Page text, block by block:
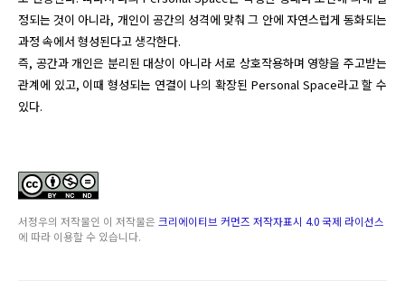
정되는 것이 아니라, 개인이 공간의 성격에 맞춰 그 안에 자연스럽게 동화되는
과정 속에서 형성된다고 생각한다.
즉, 공간과 개인은 분리된 대상이 아니라 서로 상호작용하며 영향을 주고받는
관계에 있고, 이때 형성되는 연결이 나의 확장된 Personal Space라고 할 수
있다.
서정우의 저작물인 이 저작물은 크리에이티브 커먼즈 저작자표시 4.0 국제 라이선스
에 따라 이용할 수 있습니다.